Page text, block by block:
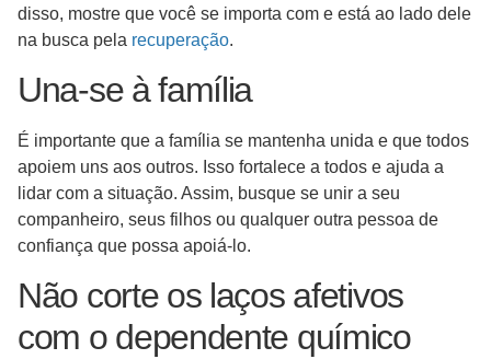
disso, mostre que você se importa com e está ao lado dele
na busca pela recuperação.
Una-se à família
É importante que a família se mantenha unida e que todos
apoiem uns aos outros. Isso fortalece a todos e ajuda a
lidar com a situação. Assim, busque se unir a seu
companheiro, seus filhos ou qualquer outra pessoa de
confiança que possa apoiá-lo.
Não corte os laços afetivos
com o dependente químico